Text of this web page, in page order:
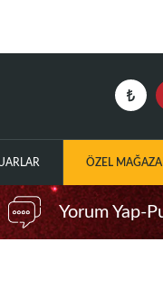
ÖZEL
Yorum Yap-